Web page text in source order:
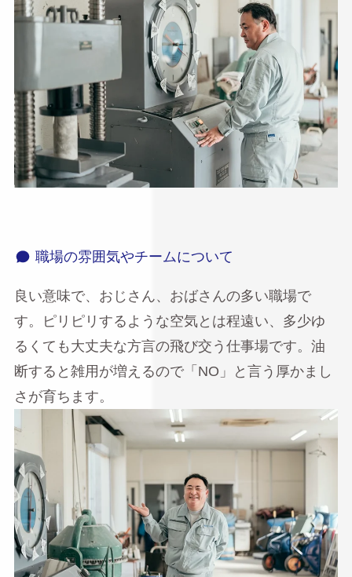
職場の雰囲気やチームについて
良い意味で、おじさん、おばさんの多い職場で
す。ピリピリするような空気とは程遠い、多少ゆ
るくても大丈夫な方言の飛び交う仕事場です。油
断すると雑用が増えるので「NO」と言う厚かまし
さが育ちます。